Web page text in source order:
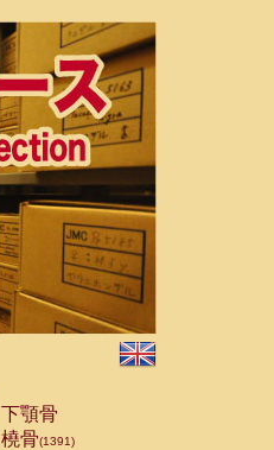
下顎骨
橈骨(1391)